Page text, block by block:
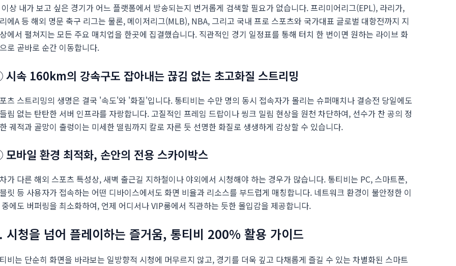
상 내가 보고 싶은 경기가 어느 플랫폼에서 방송되는지 번거롭게 검색할 필요가 없습니다. 프리미어리그(EPL), 라리가,
에A 등 해외 명문 축구 리그는 물론, 메이저리그(MLB), NBA, 그리고 국내 프로 스포츠와 국가대표 글로벌 대항전까지 지
에서 펼쳐지는 모든 주요 매치업을 한곳에 집결했습니다. 직관적인 경기 일정표를 통해 터치 한 번이면 원하는 라이브 화
로 곧바로 순간 이동합니다.
속 160km의 강속구도 잡아내는 끊김 없는 초고화질 스트리밍
츠 스트리밍의 생명은 결국 '속도'와 '화질'입니다. 통티비는 수만 명의 동시 접속자가 몰리는 슈퍼매치나 결승전 당일에도
림 없는 탄탄한 서버 인프라를 자랑합니다. 고질적인 프레임 드랍이나 씽크 밀림 현상을 원천 차단하여, 선수가 찬 공의 정
궤적과 골망이 출렁이는 미세한 떨림까지 칼로 자른 듯 선명한 화질로 생생하게 감상할 수 있습니다.
바일 환경 최적화, 손안의 전용 스카이박스
가 다른 해외 스포츠 특성상, 새벽 출근길 지하철이나 야외에서 시청해야 하는 경우가 많습니다. 통티비는 PC, 스마트폰,
릿 등 사용자가 접속하는 어떤 디바이스에서도 화면 비율과 리소스를 부드럽게 매칭합니다. 네트워크 환경이 불안정한 이
에도 버퍼링을 최소화하여, 언제 어디서나 VIP룸에서 직관하는 듯한 몰입감을 제공합니다.
시청을 넘어 플레이하는 즐거움, 통티비 200% 활용 가이드
비는 단순히 화면을 바라보는 일방향적 시청에 머무르지 않고, 경기를 더욱 깊고 다채롭게 즐길 수 있는 차별화된 스마트